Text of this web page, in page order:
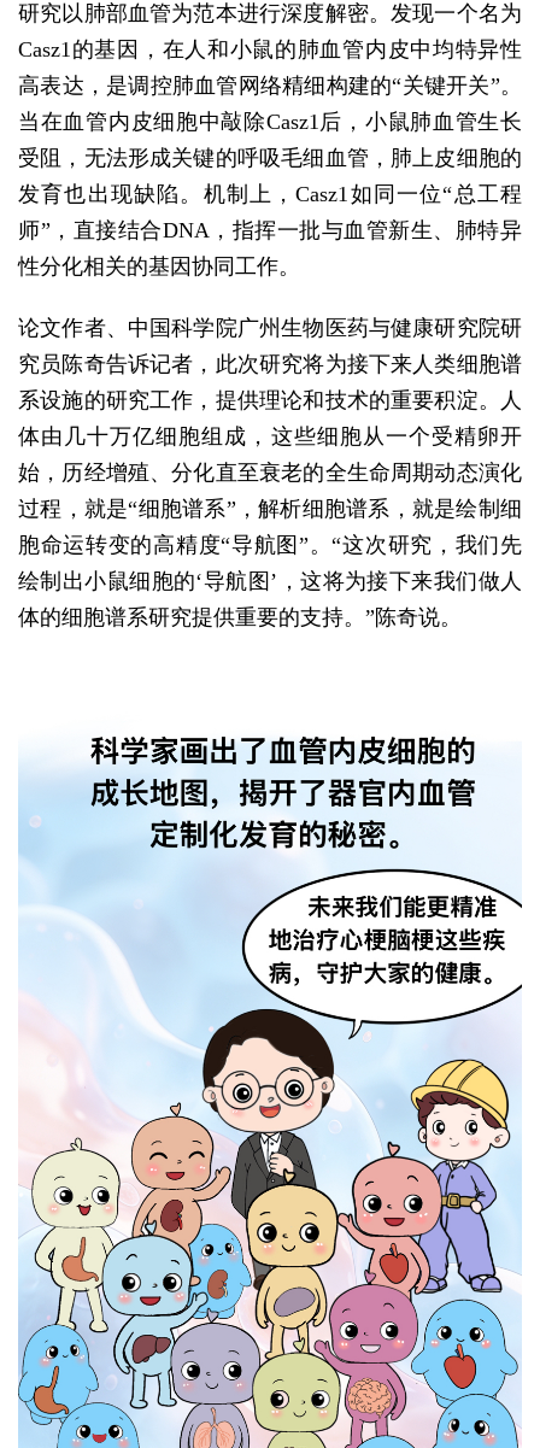
研究以肺部血管为范本进行深度解密。发现一个名为
Casz1的基因，在人和小鼠的肺血管内皮中均特异性
高表达，是调控肺血管网络精细构建的“关键开关”。
当在血管内皮细胞中敲除Casz1后，小鼠肺血管生长
受阻，无法形成关键的呼吸毛细血管，肺上皮细胞的
发育也出现缺陷。机制上，Casz1如同一位“总工程
师”，直接结合DNA，指挥一批与血管新生、肺特异
性分化相关的基因协同工作。
论文作者、中国科学院广州生物医药与健康研究院研
究员陈奇告诉记者，此次研究将为接下来人类细胞谱
系设施的研究工作，提供理论和技术的重要积淀。人
体由几十万亿细胞组成，这些细胞从一个受精卵开
始，历经增殖、分化直至衰老的全生命周期动态演化
过程，就是“细胞谱系”，解析细胞谱系，就是绘制细
胞命运转变的高精度“导航图”。“这次研究，我们先
绘制出小鼠细胞的‘导航图’，这将为接下来我们做人
体的细胞谱系研究提供重要的支持。”陈奇说。